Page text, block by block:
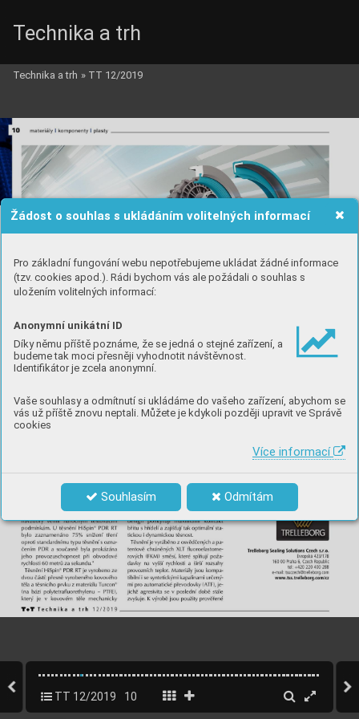
Žádost o souhlas s ukládáním volitelných informací
Pro základní fungování webu nepotřebujeme ukládat žádné informace
(tzv. cookies apod.). Rádi bychom vás ale požádali o souhlas s
uložením volitelných informací:
Anonymní unikátní ID
Díky němu příště poznáme, že se jedná o stejné zařízení, a
budeme tak moci přesněji vyhodnotit návštěvnost.
Identifikátor je zcela anonymní.
Vaše souhlasy a odmítnutí si ukládáme do vašeho zařízení, abychom se
vás už příště znovu neptali. Můžete je kdykoli později upravit ve Správě
cookies
Více informací
Souhlasím Odmítám
Technika a trh
Technika a trh » TT 12/2019
TT 12/2019 10